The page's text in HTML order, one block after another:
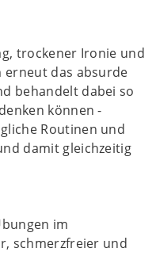
trockener Ironie und
erneut das absurde
behandelt dabei so
können -
Routinen und
damit gleichzeitig
im
schmerzfreier und